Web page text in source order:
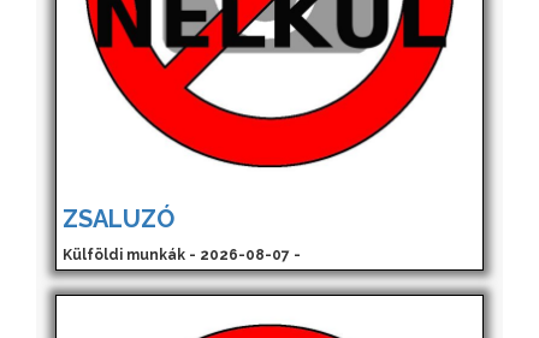
ZSALUZÓ
Külföldi munkák - 2026-08-07 -